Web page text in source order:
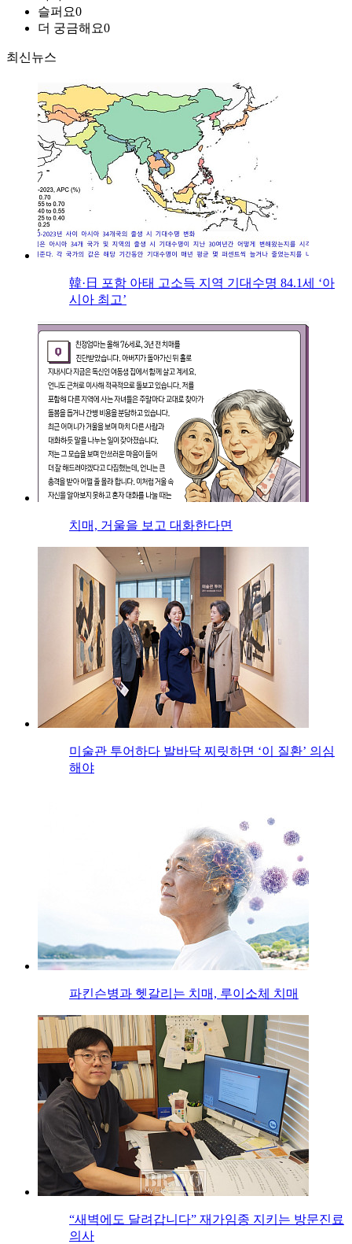
슬퍼요0
더 궁금해요0
최신뉴스
韓·日 포함 아태 고소득 지역 기대수명 84.1세 ‘아
시아 최고’
치매, 거울을 보고 대화한다면
미술관 투어하다 발바닥 찌릿하면 ‘이 질환’ 의심
해야
파킨슨병과 헷갈리는 치매, 루이소체 치매
“새벽에도 달려갑니다” 재가임종 지키는 방문진료
의사